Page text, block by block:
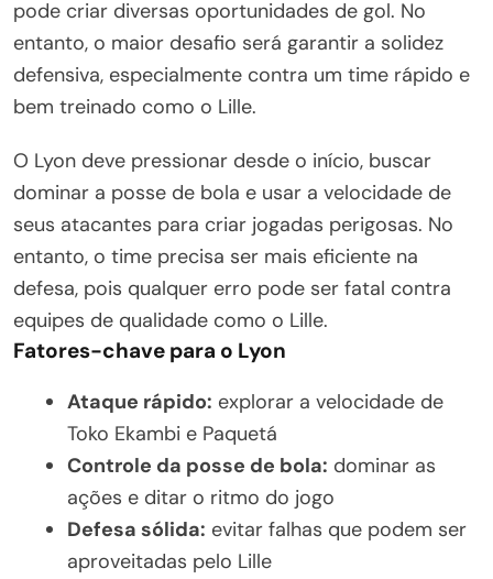
pode criar diversas oportunidades de gol. No
entanto, o maior desafio será garantir a solidez
defensiva, especialmente contra um time rápido e
bem treinado como o Lille.
O Lyon deve pressionar desde o início, buscar
dominar a posse de bola e usar a velocidade de
seus atacantes para criar jogadas perigosas. No
entanto, o time precisa ser mais eficiente na
defesa, pois qualquer erro pode ser fatal contra
equipes de qualidade como o Lille.
Fatores-chave para o Lyon
Ataque rápido: explorar a velocidade de
Toko Ekambi e Paquetá
Controle da posse de bola: dominar as
ações e ditar o ritmo do jogo
Defesa sólida: evitar falhas que podem ser
aproveitadas pelo Lille